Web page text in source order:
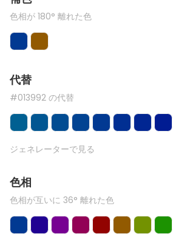
色相が 180° 離れた色
代替
#013992 の代替
ジェネレーターで見る
色相
色相が互いに 36° 離れた色